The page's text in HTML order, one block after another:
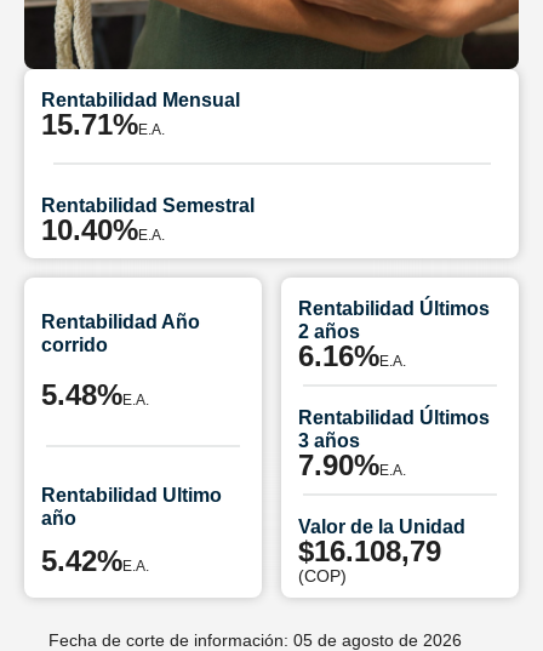
Rentabilidad Mensual
15.71%E.A.
Rentabilidad Semestral
10.40%E.A.
Rentabilidad Año
corrido
5.48%E.A.
Rentabilidad Ultimo
año
5.42%E.A.
Rentabilidad Últimos
2 años
6.16%E.A.
Rentabilidad Últimos
3 años
7.90%E.A.
Valor de la Unidad
$16.108,79
(COP)
Fecha de corte de información: 05 de agosto de 2026